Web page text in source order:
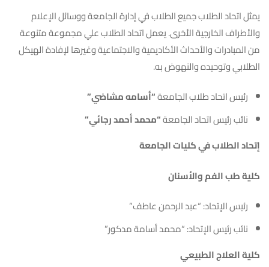
يمثل اتحاد الطلاب جميع الطلاب في إدارة الجامعة ووسائل الإعلام
والأطراف الخارجية الأخرى. يعمل اتحاد الطلاب علي مجموعة متنوعة
من المبادرات والأحداث الأكاديمية والاجتماعية وغيرها لإفادة الهيكل
الطلابي وتوحيده والنهوض به.
رئيس اتحاد طلاب الجامعة“أسامه مشاضي”
نائب رئيس اتحاد الجامعة“محمد أحمد رجائي”
إتحاد الطلاب في كليات الجامعة
كلية طب الفم والأسنان
رئيس الإتحاد: “عبد الرحمن عاطف”
نائب رئيس الإتحاد: “محمد أسامة مدكور”
كلية العلاج الطبيعي